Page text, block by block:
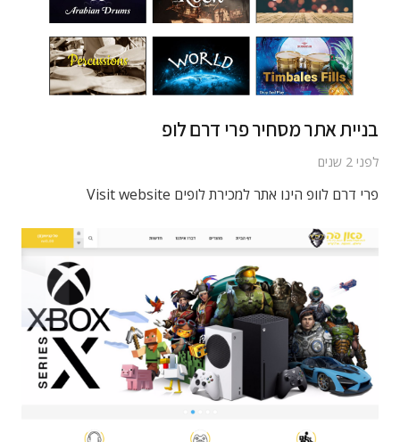
בניית אתר מסחיר פרי דרם לופ
לפני 2 שנים
פרי דרם לוופ הינו אתר למכירת לופים Visit website